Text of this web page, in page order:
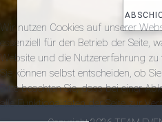
Wir nutzen Cookies auf unserer
essenziell für den Betrieb der Seite,
Website und die Nutzererfahrung
Sie können selbst entscheiden, ob
Bitte beachten Sie, dass bei einer
alle Funktionalitäten der Seite zur